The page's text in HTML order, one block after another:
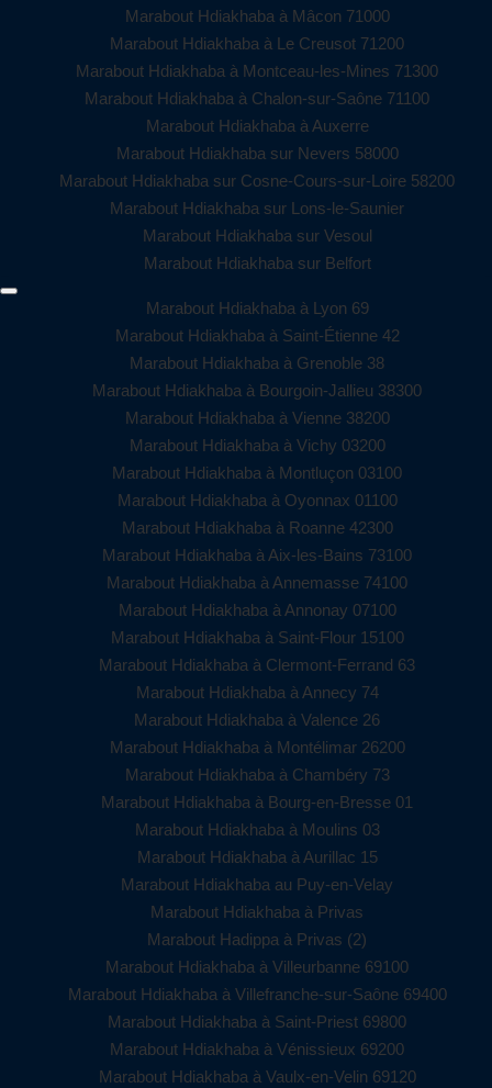
Marabout Hdiakhaba à Mâcon 71000
Marabout Hdiakhaba à Le Creusot 71200
Marabout Hdiakhaba à Montceau-les-Mines 71300
Marabout Hdiakhaba à Chalon-sur-Saône 71100
Marabout Hdiakhaba à Auxerre
Marabout Hdiakhaba sur Nevers 58000
Marabout Hdiakhaba sur Cosne-Cours-sur-Loire 58200
Marabout Hdiakhaba sur Lons-le-Saunier
Marabout Hdiakhaba sur Vesoul
Marabout Hdiakhaba sur Belfort
Marabout Hdiakhaba à Lyon 69
Marabout Hdiakhaba à Saint-Étienne 42
Marabout Hdiakhaba à Grenoble 38
Marabout Hdiakhaba à Bourgoin-Jallieu 38300
Marabout Hdiakhaba à Vienne 38200
Marabout Hdiakhaba à Vichy 03200
Marabout Hdiakhaba à Montluçon 03100
Marabout Hdiakhaba à Oyonnax 01100
Marabout Hdiakhaba à Roanne 42300
Marabout Hdiakhaba à Aix-les-Bains 73100
Marabout Hdiakhaba à Annemasse 74100
Marabout Hdiakhaba à Annonay 07100
Marabout Hdiakhaba à Saint-Flour 15100
Marabout Hdiakhaba à Clermont-Ferrand 63
Marabout Hdiakhaba à Annecy 74
Marabout Hdiakhaba à Valence 26
Marabout Hdiakhaba à Montélimar 26200
Marabout Hdiakhaba à Chambéry 73
Marabout Hdiakhaba à Bourg-en-Bresse 01
Marabout Hdiakhaba à Moulins 03
Marabout Hdiakhaba à Aurillac 15
Marabout Hdiakhaba au Puy-en-Velay
Marabout Hdiakhaba à Privas
Marabout Hadippa à Privas (2)
Marabout Hdiakhaba à Villeurbanne 69100
Marabout Hdiakhaba à Villefranche-sur-Saône 69400
Marabout Hdiakhaba à Saint-Priest 69800
Marabout Hdiakhaba à Vénissieux 69200
Marabout Hdiakhaba à Vaulx-en-Velin 69120